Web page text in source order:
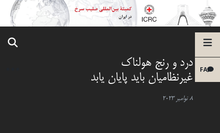
FA
درد و رنج هولناک
غیرنظامیان باید پایان یابد
8 نوامبر 2023